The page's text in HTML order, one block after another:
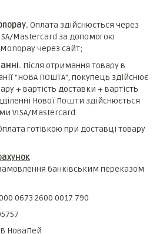
Оплата здійснюється через
Mastercard за допомогою
через сайт;
Після отримання товару в
"НОВА ПОШТА", покупець здійснює
+ вартість доставки + вартість
Нової Пошти здійснюється
VISA/Mastercard.
готівкою при доставці товару
банківським переказом
0673 2600 0017 790
НоваПей